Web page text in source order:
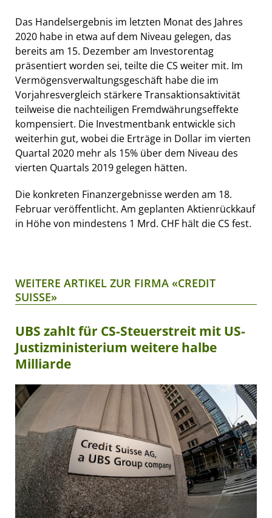
Das Handelsergebnis im letzten Monat des Jahres
2020 habe in etwa auf dem Niveau gelegen, das
bereits am 15. Dezember am Investorentag
präsentiert worden sei, teilte die CS weiter mit. Im
Vermögensverwaltungsgeschäft habe die im
Vorjahresvergleich stärkere Transaktionsaktivität
teilweise die nachteiligen Fremdwährungseffekte
kompensiert. Die Investmentbank entwickle sich
weiterhin gut, wobei die Erträge in Dollar im vierten
Quartal 2020 mehr als 15% über dem Niveau des
vierten Quartals 2019 gelegen hätten.
Die konkreten Finanzergebnisse werden am 18.
Februar veröffentlicht. Am geplanten Aktienrückkauf
in Höhe von mindestens 1 Mrd. CHF hält die CS fest.
WEITERE ARTIKEL ZUR FIRMA «CREDIT
SUISSE»
UBS zahlt für CS-Steuerstreit mit US-
Justizministerium weitere halbe
Milliarde